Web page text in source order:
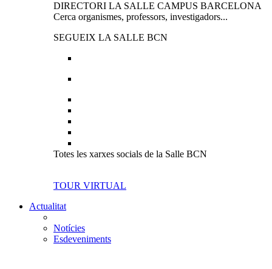
DIRECTORI LA SALLE CAMPUS BARCELONA
Cerca organismes, professors, investigadors...
SEGUEIX LA SALLE BCN
Totes les xarxes socials de la Salle BCN
TOUR VIRTUAL
Actualitat
Notícies
Esdeveniments